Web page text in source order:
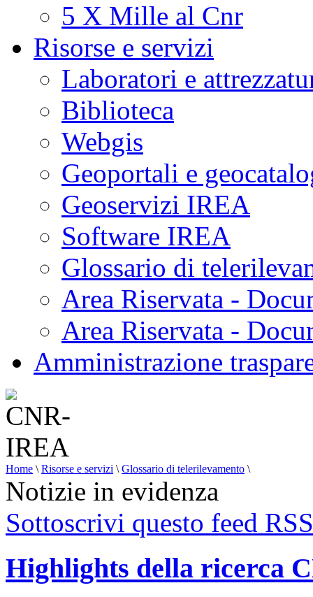
5 X Mille al Cnr
Risorse e servizi
Laboratori e
Biblioteca
Webgis
Geoportali e
Geoservizi IREA
Software IREA
Glossario di
Area Riservata -
Area Riservata -
Amministrazione
Home \ Risorse e servizi \ Glossario di telerilevamento \
Notizie in evidenza
Sottoscrivi questo feed RSS
Highlights della ricerca